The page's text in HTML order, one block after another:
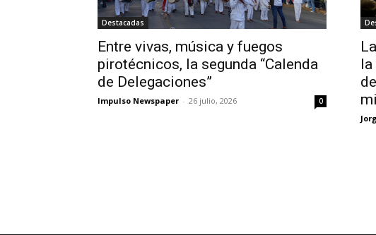
Destacadas
Entre vivas, música y fuegos
pirotécnicos, la segunda “Calenda
de Delegaciones”
Impulso Newspaper - 26 julio, 2026 0
la